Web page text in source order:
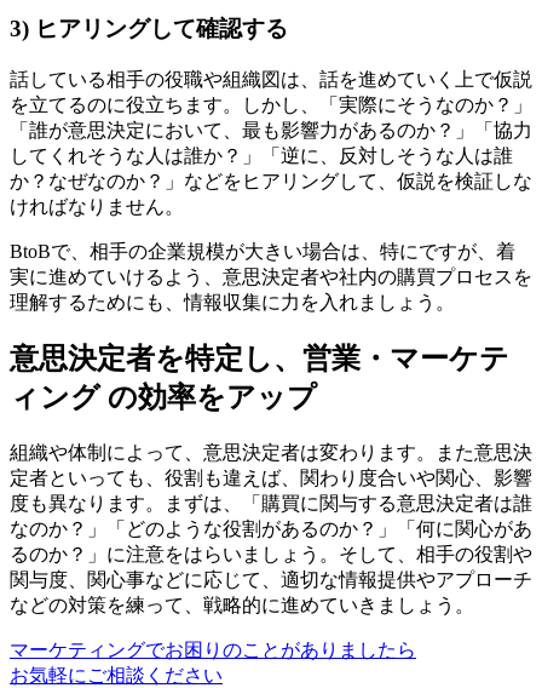
3) ヒアリングして確認する
話している相手の役職や組織図は、話を進めていく上で仮説
を立てるのに役立ちます。しかし、「実際にそうなのか？」
「誰が意思決定において、最も影響力があるのか？」「協力
してくれそうな人は誰か？」「逆に、反対しそうな人は誰
か？なぜなのか？」などをヒアリングして、仮説を検証しな
ければなりません。
BtoBで、相手の企業規模が大きい場合は、特にですが、着
実に進めていけるよう、意思決定者や社内の購買プロセスを
理解するためにも、情報収集に力を入れましょう。
意思決定者を特定し、営業・マーケテ
ィング の効率をアップ
組織や体制によって、意思決定者は変わります。また意思決
定者といっても、役割も違えば、関わり度合いや関心、影響
度も異なります。まずは、「購買に関与する意思決定者は誰
なのか？」「どのような役割があるのか？」「何に関心があ
るのか？」に注意をはらいましょう。そして、相手の役割や
関与度、関心事などに応じて、適切な情報提供やアプローチ
などの対策を練って、戦略的に進めていきましょう。
マーケティングでお困りのことがありましたら
お気軽にご相談ください